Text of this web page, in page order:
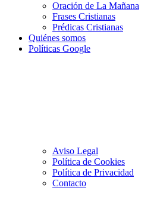
Oración de La Mañana
Frases Cristianas
Prédicas Cristianas
Quiénes somos
Políticas Google
Aviso Legal
Política de Cookies
Política de Privacidad
Contacto